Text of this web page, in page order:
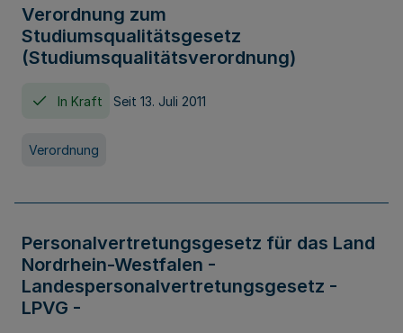
Verordnung zum
Studiumsqualitätsgesetz
(Studiumsqualitätsverordnung)
In Kraft Seit 13. Juli 2011
Verordnung
Personalvertretungsgesetz für das Land
Nordrhein-Westfalen -
Landespersonalvertretungsgesetz -
LPVG -